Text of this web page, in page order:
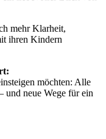
mehr Klarheit,
ihren Kindern
möchten: Alle
und neue Wege für ein